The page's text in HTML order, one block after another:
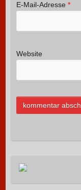
E-Mail-Adresse *
Website